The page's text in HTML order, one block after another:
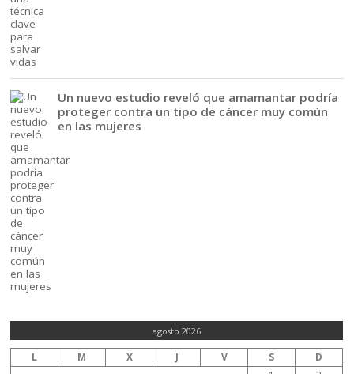
Un nuevo estudio reveló que amamantar podría
proteger contra un tipo de cáncer muy común
en las mujeres
agosto 2026
L M X J V S
D